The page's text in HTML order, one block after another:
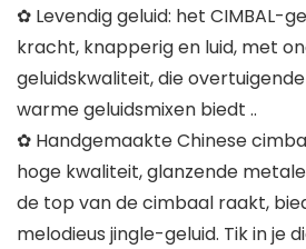
✿ Levendig geluid: het CIMBAL-
kracht, knapperig en luid, met
geluidskwaliteit, die
warme geluidsmixen biedt ..
✿ Handgemaakte Chinese
hoge kwaliteit, glanzende
de top van de cimbaal raakt,
melodieus jingle-geluid. Tik in je